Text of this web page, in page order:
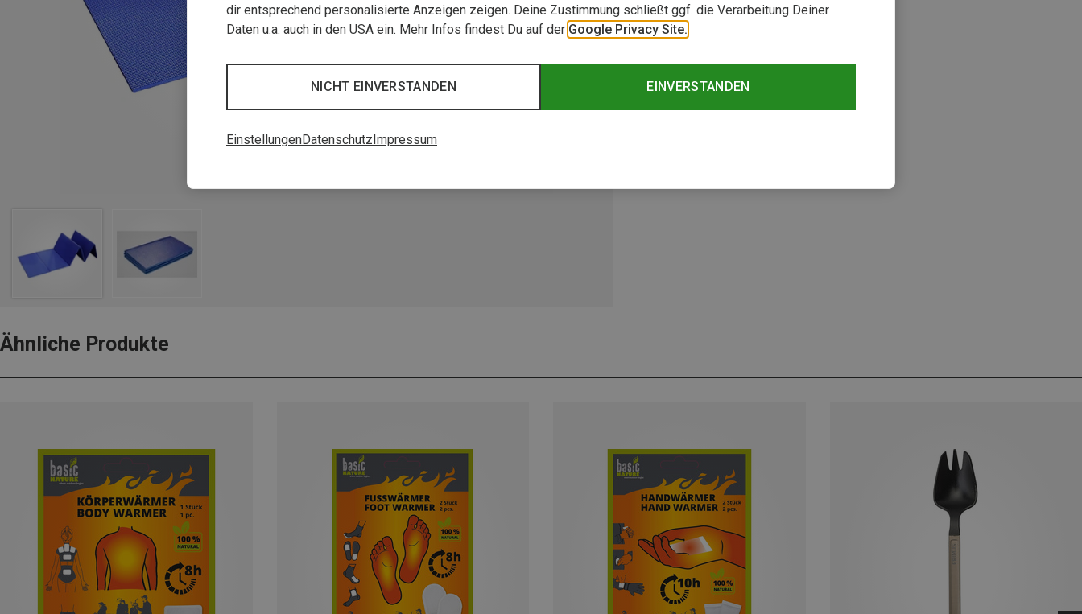
Ähnliche Produkte
dir entsprechend personalisierte Anzeigen zeigen. Deine Zustimmung schließt ggf. die Verarbeitung Deiner
Daten u.a. auch in den USA ein. Mehr Infos findest Du auf der Google Privacy Site.
EINVERSTANDEN
NICHT EINVERSTANDEN
EinstellungenDatenschutzImpressum